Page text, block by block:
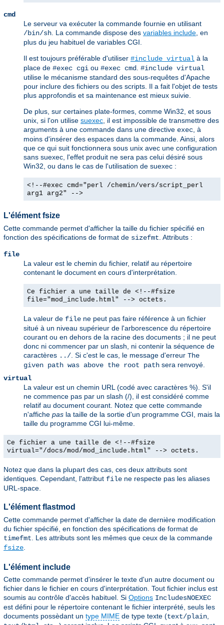
cmd
Le serveur va exécuter la commande fournie en utilisant
/bin/sh. La commande dispose des variables include, en
plus du jeu habituel de variables CGI.
Il est toujours préférable d'utiliser #include virtual à la
place de #exec cgi ou #exec cmd. #include virtual
utilise le mécanisme standard des sous-requêtes d'Apache
pour inclure des fichiers ou des scripts. Il a fait l'objet de tests
plus approfondis et sa maintenance est mieux suivie.
De plus, sur certaines plate-formes, comme Win32, et sous
unix, si l'on utilise suexec, il est impossible de transmettre des
arguments à une commande dans une directive exec, à
moins d'insérer des espaces dans la commande. Ainsi, alors
que ce qui suit fonctionnera sous unix avec une configuration
sans suexec, l'effet produit ne sera pas celui désiré sous
Win32, ou dans le cas de l'utilisation de suexec :
<!--#exec cmd="perl /chemin/vers/script_perl
arg1 arg2" -->
L'élément fsize
Cette commande permet d'afficher la taille du fichier spécifié en
fonction des spécifications de format de sizefmt . Attributs :
file
La valeur est le chemin du fichier, relatif au répertoire
contenant le document en cours d'interprétation.
Ce fichier a une taille de <!--#fsize
file="mod_include.html" --> octets.
La valeur de file ne peut pas faire référence à un fichier
situé à un niveau supérieur de l'arborescence du répertoire
courant ou en dehors de la racine des documents ; il ne peut
donc ni commencer par un slash, ni contenir la séquence de
caractères ../ . Si c'est le cas, le message d'erreur The
given path was above the root path sera renvoyé.
virtual
La valeur est un chemin URL (codé avec caractères %). S'il
ne commence pas par un slash (/), il est considéré comme
relatif au document courant. Notez que cette commande
n'affiche pas la taille de la sortie d'un programme CGI, mais la
taille du programme CGI lui-même.
Ce fichier a une taille de <!--#fsize
virtual="/docs/mod/mod_include.html" --> octets.
Notez que dans la plupart des cas, ces deux attributs sont
identiques. Cependant, l'attribut file ne respecte pas les aliases
URL-space.
L'élément flastmod
Cette commande permet d'afficher la date de dernière modification
du fichier spécifié, en fonction des spécifications de format de
timefmt . Les attributs sont les mêmes que ceux de la commande
fsize
L'élément include
Cette commande permet d'insérer le texte d'un autre document ou
fichier dans le fichier en cours d'interprétation. Tout fichier inclus est
soumis au contrôle d'accès habituel. Si Options IncludesNOEXEC
est défini pour le répertoire contenant le fichier interprété, seuls les
documents possèdant un type MIME de type texte (text/plain